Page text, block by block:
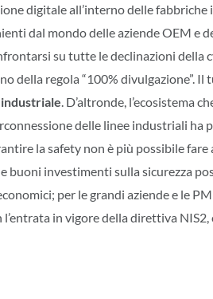
digitale all’interno delle
dal mondo delle aziende OEM e
su tutte le declinazioni della
della regola “100% divulgazione”.
industriale . D’altronde, l’ecosistema
delle linee industriali ha
la safety non è più possibile
buoni investimenti sulla sicurezza
per le grandi aziende e le
l’entrata in vigore della direttiva